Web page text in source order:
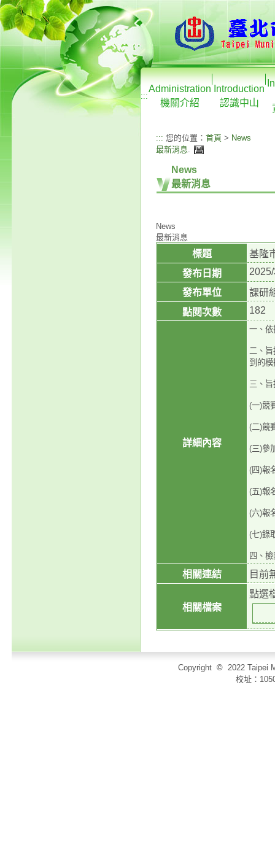
:::
Administration
機關介紹
Introduction
認識中山
::: 您的位置： 首頁 > News
最新消息.
News
最新消息
News
最新消息
標題
基隆
發布日期
發布單位
課研
點閱次數
182
詳細內容
一、依
二、旨
到的
三、
(一)競
(二)競
(三)參
(四)報
(五)報
(六)報
(七)錄
四、
相關連結 目前
相關檔案
點選
Copyright © 2022 Taipei
校址：